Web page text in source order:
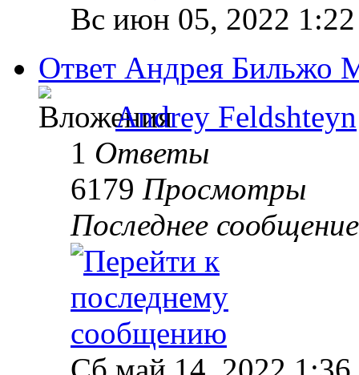
Вс июн 05, 2022 1:22
Ответ Андрея Бильжо
Andrey Feldshteyn
1 Ответы
6179 Просмотры
Последнее